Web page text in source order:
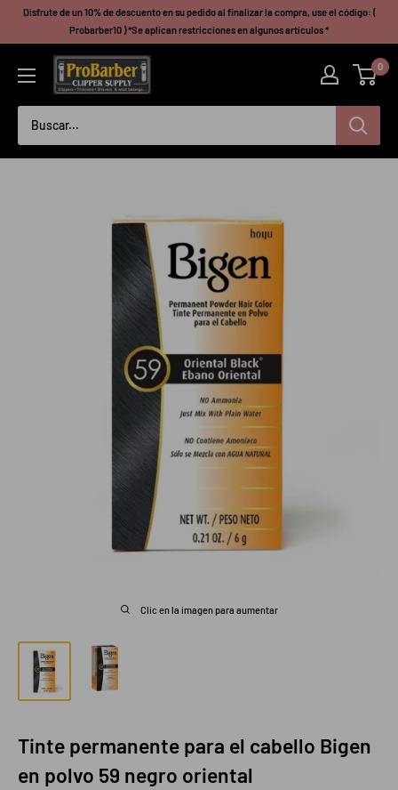
contenido
Disfrute de un 10% de descuento en su pedido al finalizar la compra, use el código: (
Probarber10 ) *Se aplican restricciones en algunos artículos *
Probarberclippersupply 0
Clic en la imagen para aumentar
Tinte permanente para el cabello Bigen
en polvo 59 negro oriental